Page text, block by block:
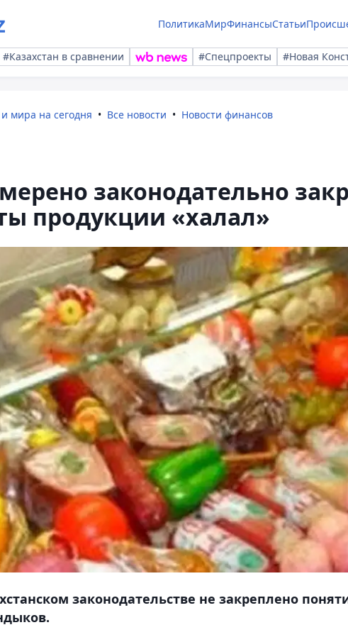
ПолитикаМирФинансыСтатьи
#Казахстан в сравнении #Спецпроекты #Новая
мира на сегодня Все новости Новости финансов
законодательно
продукции «халал»
законодательстве не закреплено